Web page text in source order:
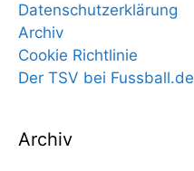
Datenschutzerklärung
Archiv
Cookie Richtlinie
Der TSV bei Fussball.de
Archiv